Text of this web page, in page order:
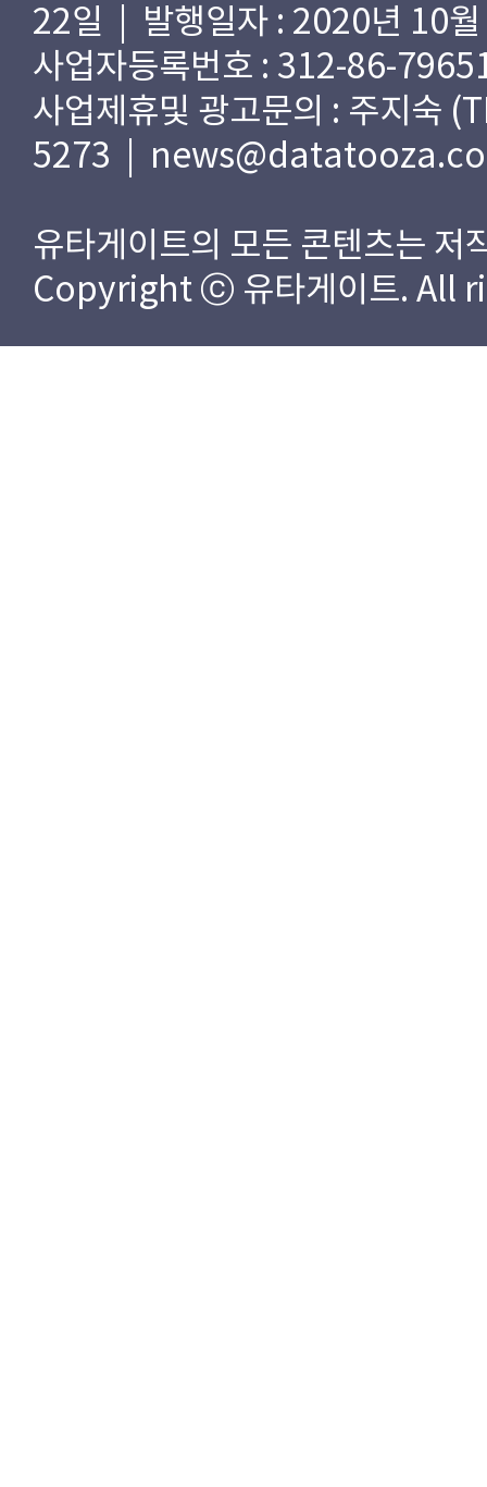
22일 | 발행일자 : 2020년 10
사업자등록번호 : 312-86-
사업제휴및 광고문의 : 주지숙
5273 |
유타게이트의 모든 콘텐츠는 저
Copyright ⓒ 유타게이트. All